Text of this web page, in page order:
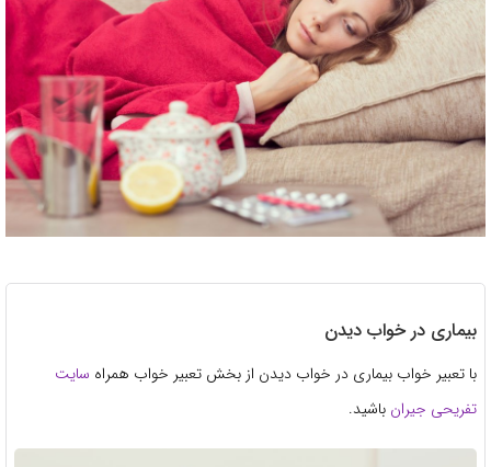
بیماری در خواب دیدن
با تعبیر خواب بیماری در خواب دیدن از بخش تعبیر خواب همراه سایت
تفریحی جیران باشید.